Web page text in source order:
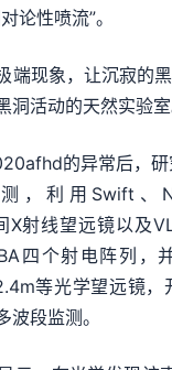
论性喷流”。
现象，让沉寂的黑
洞活动的天然实验室
的异常后，研
，利用Swift、
X射线望远镜以及
四个射电阵列，
等光学望远镜，
波段监测。